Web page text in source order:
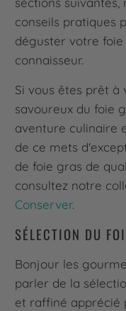
conseils pratiques
déguster votre
connaisseur.
Si vous êtes prêt à
savoureux du foie
aventure culinaire
de ce mets
de foie gras de
consultez notre
Conserver.
SÉLECTION DU
Bonjour les
parler de la
et raffiné apprécié